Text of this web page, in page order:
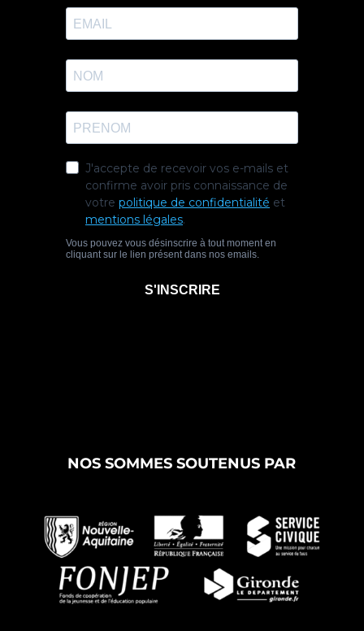
NOS SOMMES SOUTENUS PAR